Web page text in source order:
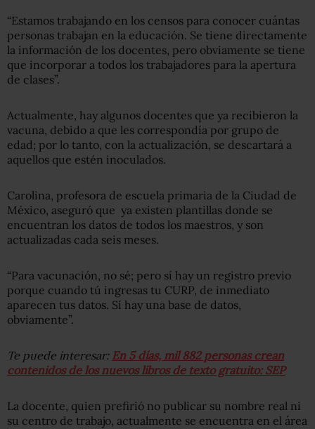
“Estamos trabajando en los censos para conocer cuántas
personas trabajan en la educación. Se tiene directamente
la información de los docentes, pero obviamente se tiene
que incorporar a todos los trabajadores para la apertura
de clases”.
Actualmente, hay algunos docentes que ya recibieron la
vacuna, debido a que les correspondía por grupo de
edad; por lo tanto, con la actualización, se descartará a
aquellos que estén inoculados.
Carolina, profesora de escuela primaria de la Ciudad de
México, aseguró que ya existen plantillas donde se
encuentran los datos de todos los maestros, y son
actualizadas cada seis meses.
“Para vacunación, no sé; pero sí hay un registro previo
porque cuando tú ingresas tu CURP, de inmediato
aparecen tus datos. Sí hay una base de datos,
obviamente”.
Te puede interesar: En 5 días, mil 882 personas crean
contenidos de los nuevos libros de texto gratuito: SEP
La docente, quien prefirió no publicar su nombre real ni
su centro de trabajo, actualmente se encuentra en el área